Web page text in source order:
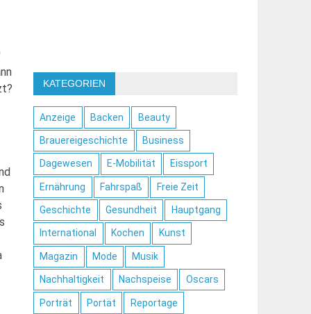
KATEGORIEN
Anzeige Backen Beauty
Brauereigeschichte Business
Dagewesen E-Mobilität Eissport
Ernährung Fahrspaß Freie Zeit
Geschichte Gesundheit Hauptgang
International Kochen Kunst
Magazin Mode Musik
Nachhaltigkeit Nachspeise Oscars
Porträt Portät Reportage